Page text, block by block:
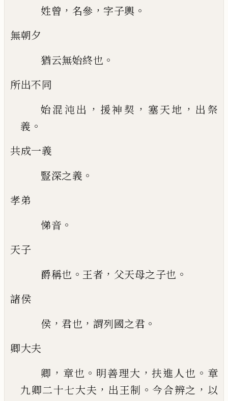
姓曾 ， 名參 ， 字子輿 。
無朝夕
猶云無始終也 。
所出不同
始混沌出 ， 援神契 ， 塞天地 ， 出祭
義 。
共成一義
豎深之義 。
孝弟
悌音 。
天子
爵稱也 。 王者 ， 父天母之子也 。
諸侯
侯 ， 君也 ， 謂列國之君 。
卿大夫
卿 ， 章也 。 明善理大 ，扶進人也 。 章
九卿二十七大夫 ， 出王制 。 今合辨之 ， 以